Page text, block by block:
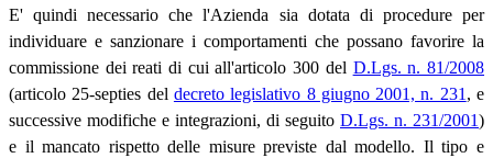
E' quindi necessario che l'Azienda sia dotata di procedure per
individuare e sanzionare i comportamenti che possano favorire la
commissione dei reati di cui all'articolo 300 del D.Lgs. n. 81/2008
(articolo 25-septies del decreto legislativo 8 giugno 2001, n. 231 , e
successive modifiche e integrazioni, di seguito D.Lgs. n. 231/2001)
e il mancato rispetto delle misure previste dal modello. Il tipo e